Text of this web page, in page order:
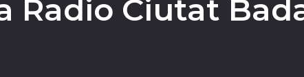
Radio Ciutat